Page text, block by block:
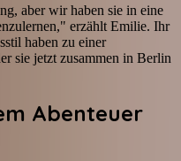
aber wir haben sie in eine
erzählt Emilie. Ihr
haben zu einer
sie jetzt zusammen in Berlin
Abenteuer